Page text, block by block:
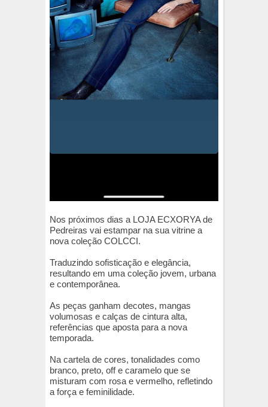
Nos próximos dias a LOJA ECXORYA de
Pedreiras vai estampar na sua vitrine a
nova coleção COLCCI.
Traduzindo sofisticação e elegância,
resultando em uma coleção jovem, urbana
e contemporânea.
As peças ganham decotes, mangas
volumosas e calças de cintura alta,
referências que aposta para a nova
temporada.
Na cartela de cores, tonalidades como
branco, preto, off e caramelo que se
misturam com rosa e vermelho, refletindo
a força e feminilidade.